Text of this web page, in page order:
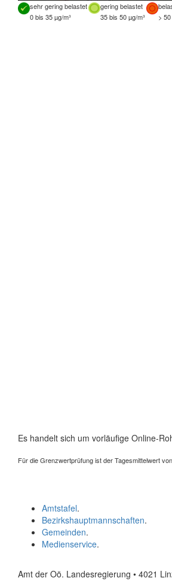
sehr gering belastet gering belastet
0 bis 35 µg/m³
35 bis 50 µg/m³ >
Es handelt sich um vorläufige Online-
Für die Grenzwertprüfung ist der Tagesmittelwert
Amtstafel.
Bezirkshauptmannschaften.
Gemeinden.
Medienservice.
Amt der Oö. Landesregierung • 4021